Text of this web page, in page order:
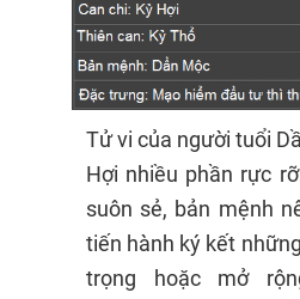
Tử vi của người tuổi
Hợi nhiều phần rực
suôn sẻ, bản mệnh
tiến hành ký kết
trọng hoặc mở